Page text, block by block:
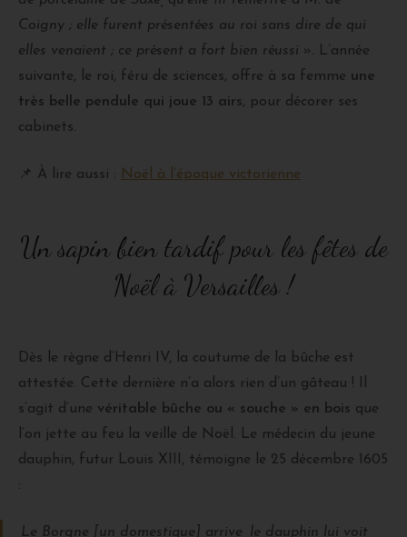
Coigny ; elle furent présentées au roi sans dire de qui
elles venaient ; ce présent a fort bien réussi ». L’année
suivante, le roi, féru de sciences, offre à sa femme une
très belle pendule qui joue 13 airs, pour décorer ses
cabinets.
📌 À lire aussi : Noël à l’époque victorienne
Un sapin bien tardif pour les fêtes de
Noël à Versailles !
Dès le règne d’Henri IV, la coutume de la bûche est
attestée. Cette dernière n’a alors rien d’un gâteau ! Il
s’agit d’une véritable bûche ou « souche » en bois que
l’on jette au feu la veille de Noël. Le médecin du jeune
dauphin, futur Louis XIII, témoigne le 25 décembre 1605
:
Le Borgne [un domestique] arrive, le dauphin lui voit